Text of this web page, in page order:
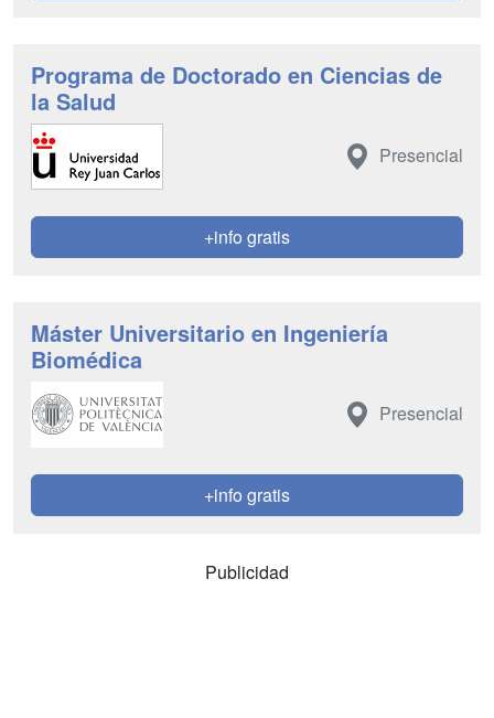
Programa de Doctorado en Ciencias de
la Salud
Presencial
+info gratis
Máster Universitario en Ingeniería
Biomédica
Presencial
+info gratis
Publicidad